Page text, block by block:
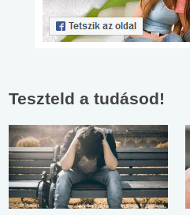
Teszteld a tudásod!